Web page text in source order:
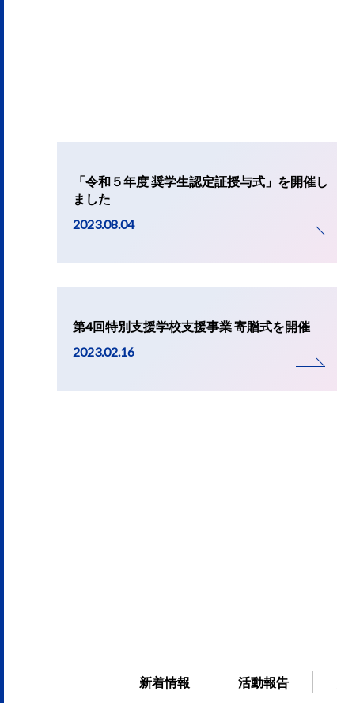
「令和５年度 奨学生認定証授与式」を開催し
ました
2023.08.04
第4回特別支援学校支援事業 寄贈式を開催
2023.02.16
新着情報 活動報告